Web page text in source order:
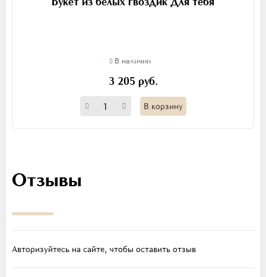
В наличии
3 205 руб.
В корзину
Отзывы
Авторизуйтесь на сайте, чтобы оставить отзыв